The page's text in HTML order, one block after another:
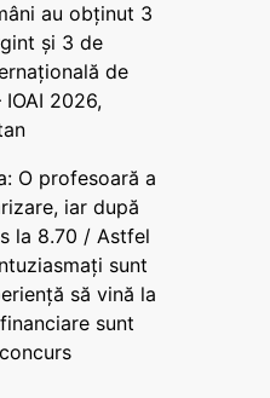
au obținut 3
și 3 de
de
2026,
O profesoară a
iar după
la 8.70 / Astfel
sunt
să vină la
sunt